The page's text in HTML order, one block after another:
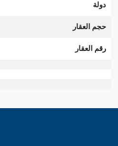
دولة
حجم العقار
رقم العقار